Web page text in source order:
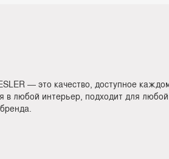
— это качество, доступное
в любой интерьер, подходит для